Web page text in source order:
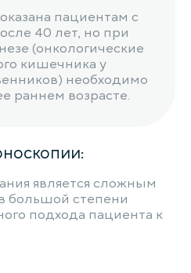
пациентам с
40 лет, но при
(онкологические
кишечника у
необходимо
раннем возрасте.
является сложным
большой степени
подхода пациента к